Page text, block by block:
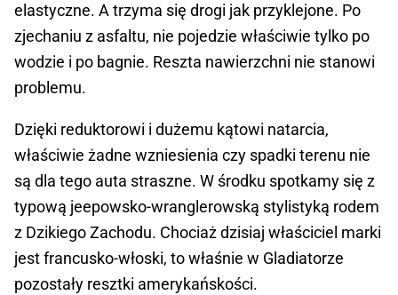
elastyczne. A trzyma się drogi jak przyklejone. Po
zjechaniu z asfaltu, nie pojedzie właściwie tylko po
wodzie i po bagnie. Reszta nawierzchni nie stanowi
problemu.
Dzięki reduktorowi i dużemu kątowi natarcia,
właściwie żadne wzniesienia czy spadki terenu nie
są dla tego auta straszne. W środku spotkamy się z
typową jeepowsko-wranglerowską stylistyką rodem
z Dzikiego Zachodu. Chociaż dzisiaj właściciel marki
jest francusko-włoski, to właśnie w Gladiatorze
pozostały resztki amerykańskości.